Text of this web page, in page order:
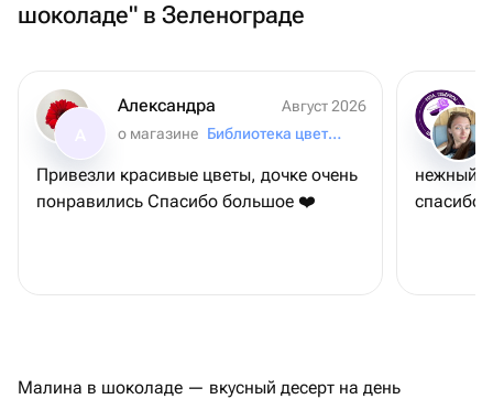
шоколаде" в Зеленограде
Александра
Август 2026
о магазине
Библиотека цветов
Привезли красивые цветы, дочке очень
понравились Спасибо большое ❤️
нежный
спасибо
Малина в шоколаде — вкусный десерт на день